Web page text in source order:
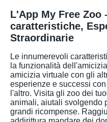
L'App My Free Zoo
caratteristiche,
Straordinarie
Le innumerevoli
la funzionalità
amicizia virtuale con gli
esperienze e successi
l'altro. Visita gli zoo dei
animali, aiutali svolgendo
grandi ricompense.